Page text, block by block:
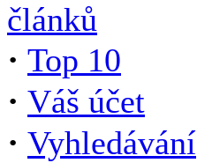
článků
· Top 10
· Váš účet
· Vyhledávání